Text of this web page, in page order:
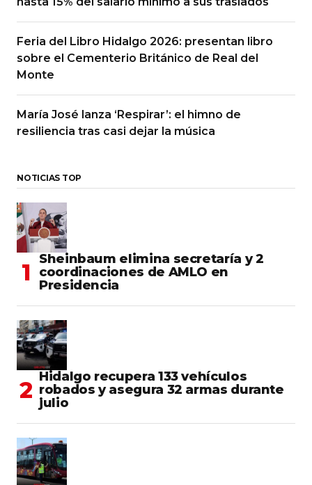
Feria del Libro Hidalgo 2026: presentan libro
sobre el Cementerio Británico de Real del
Monte
María José lanza ‘Respirar’: el himno de
resiliencia tras casi dejar la música
NOTICIAS TOP
Sheinbaum elimina secretaría y 2
coordinaciones de AMLO en
Presidencia
Hidalgo recupera 133 vehículos
robados y asegura 32 armas durante
julio